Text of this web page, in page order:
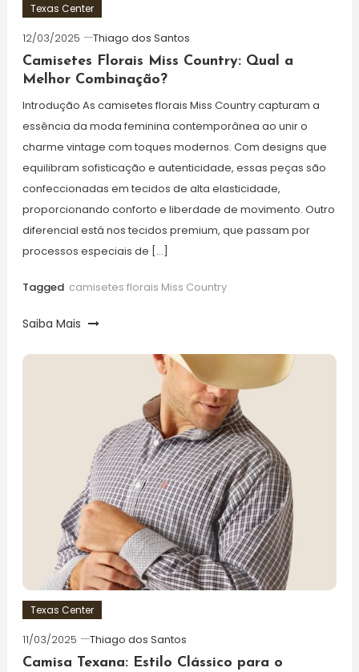
Texas Center
12/03/2025
Thiago dos Santos
Camisetes Florais Miss Country: Qual a
Melhor Combinação?
Introdução As camisetes florais Miss Country capturam a
essência da moda feminina contemporânea ao unir o
charme vintage com toques modernos. Com designs que
equilibram sofisticação e autenticidade, essas peças são
confeccionadas em tecidos de alta elasticidade,
proporcionando conforto e liberdade de movimento. Outro
diferencial está nos tecidos premium, que passam por
processos especiais de […]
Tagged camisetes florais Miss Country
Saiba Mais
Texas Center
11/03/2025
Thiago dos Santos
Camisa Texana: Estilo Clássico para o